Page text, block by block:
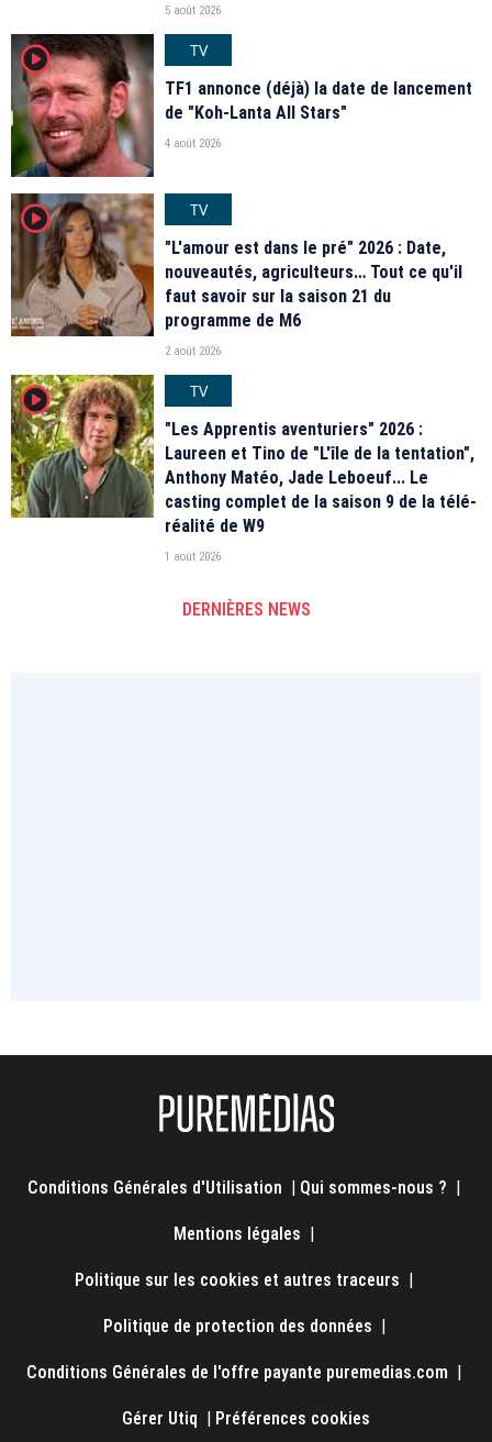
5 août 2026
player2
TV
TF1 annonce (déjà) la date de lancement
de "Koh-Lanta All Stars"
4 août 2026
player2
TV
"L'amour est dans le pré" 2026 : Date,
nouveautés, agriculteurs… Tout ce qu'il
faut savoir sur la saison 21 du
programme de M6
2 août 2026
player2
TV
"Les Apprentis aventuriers" 2026 :
Laureen et Tino de "L'île de la tentation",
Anthony Matéo, Jade Leboeuf... Le
casting complet de la saison 9 de la télé-
réalité de W9
1 août 2026
DERNIÈRES NEWS
Conditions Générales d'Utilisation | Qui sommes-nous ? |
Mentions légales |
Politique sur les cookies et autres traceurs |
Politique de protection des données |
Conditions Générales de l'offre payante puremedias.com |
Gérer Utiq | Préférences cookies